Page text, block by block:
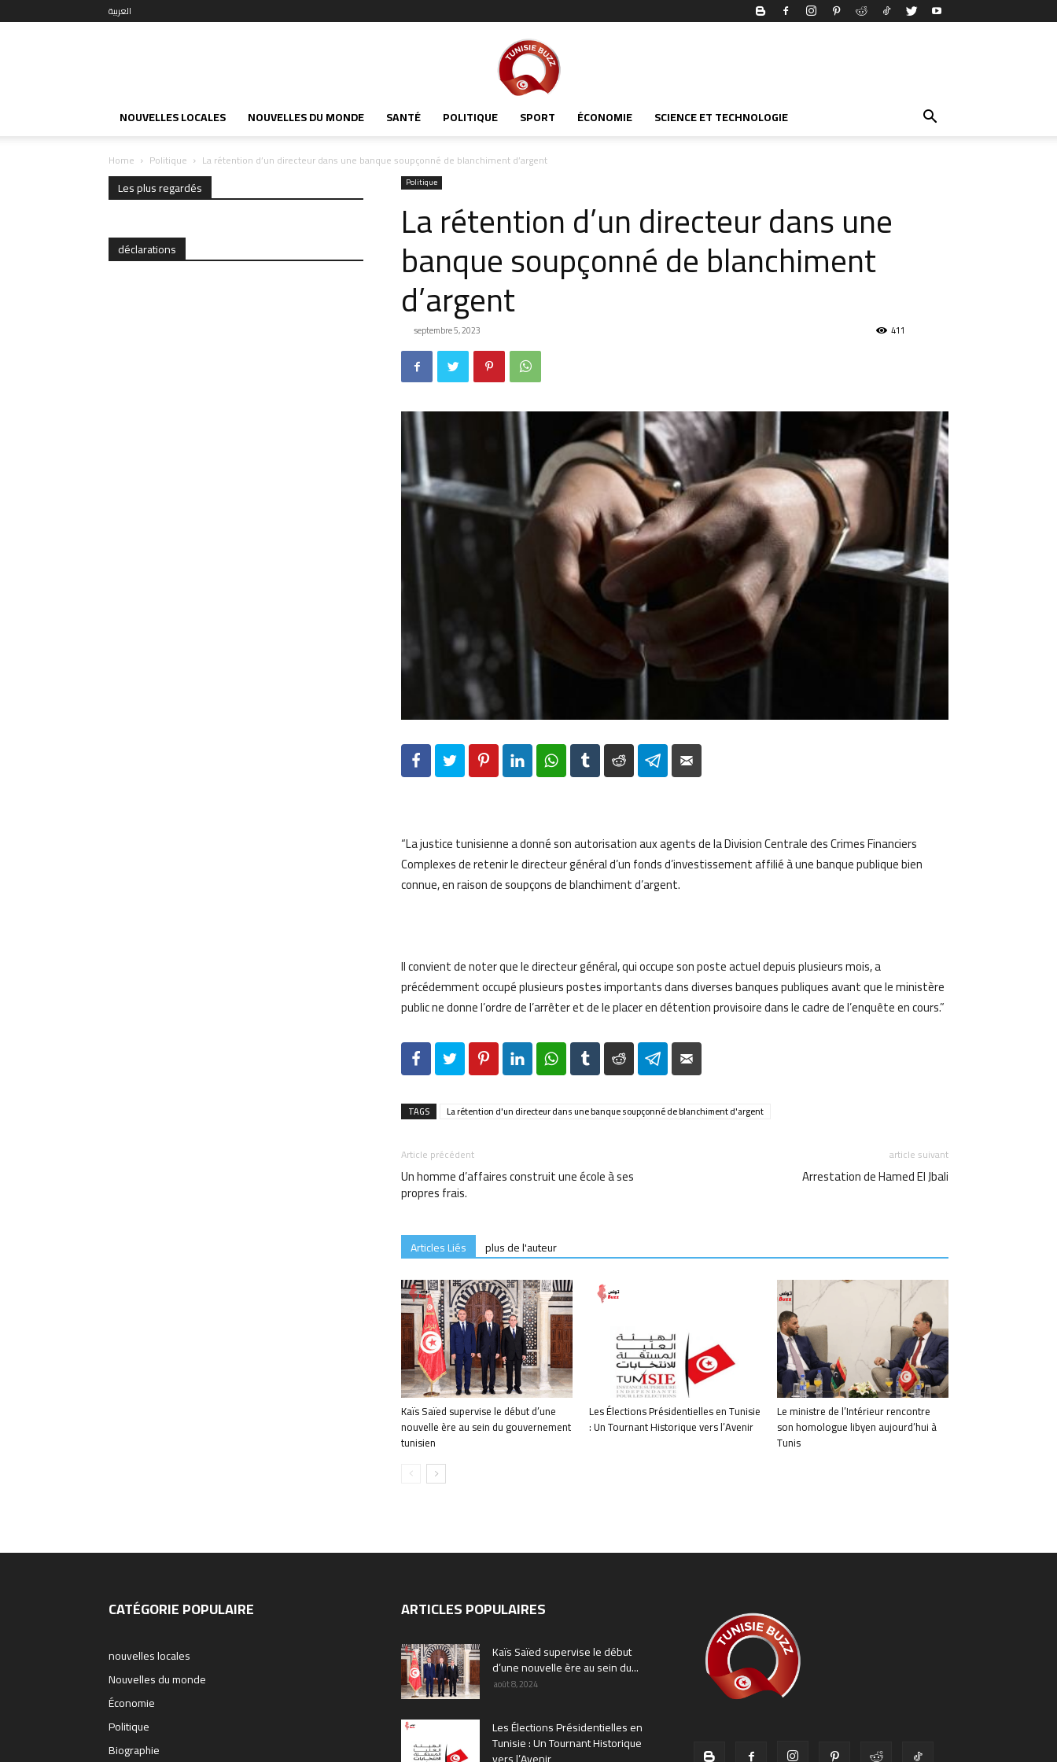
العربية
Tunisiabuzz
NOUVELLES LOCALES NOUVELLES DU MONDE SANTÉ POLITIQUE SPORT ÉCONOMIE SCIENCE ET TECHNOLOGIE
Home Politique La rétention d’un directeur dans une banque soupçonné de blanchiment d’argent
Politique
La rétention d’un directeur dans une
banque soupçonné de blanchiment
d’argent
septembre 5, 2023 411
Facebook Twitter Pinterest LinkedIn WhatsAppTumblr Reddit Telegram
“La justice tunisienne a donné son autorisation aux agents de la Division Centrale des Crimes Financiers
Complexes de retenir le directeur général d’un fonds d’investissement affilié à une banque publique bien
connue, en raison de soupçons de blanchiment d’argent.
Il convient de noter que le directeur général, qui occupe son poste actuel depuis plusieurs mois, a
précédemment occupé plusieurs postes importants dans diverses banques publiques avant que le ministère
public ne donne l’ordre de l’arrêter et de le placer en détention provisoire dans le cadre de l’enquête en cours.”
Facebook Twitter Pinterest LinkedIn WhatsAppTumblr Reddit Telegram
TAGS La rétention d'un directeur dans une banque soupçonné de blanchiment d'argent
Article précédent
Un homme d’affaires construit une école à ses
propres frais.
article suivant
Arrestation de Hamed El Jbali
Articles Liés plus de l'auteur
Kaïs Saïed supervise le début d’une
nouvelle ère au sein du gouvernement
tunisien
Les Élections Présidentielles en Tunisie
: Un Tournant Historique vers l’Avenir
Le ministre de l’Intérieur rencontre
son homologue libyen aujourd’hui à
Tunis
Les plus regardés
déclarations
ARTICLES POPULAIRES
Kaïs Saïed supervise le début
d’une nouvelle ère au sein du...
août 8, 2024
Les Élections Présidentielles en
Tunisie : Un Tournant Historique
CATÉGORIE POPULAIRE
nouvelles locales
Nouvelles du monde
Économie
Politique
Biographie